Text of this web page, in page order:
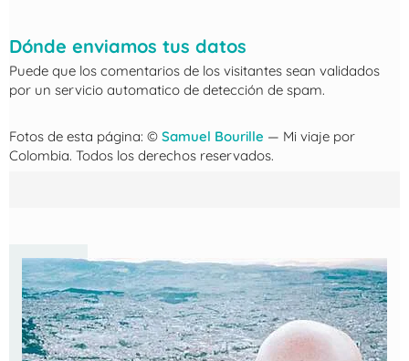
Dónde enviamos tus datos
Puede que los comentarios de los visitantes sean validados
por un servicio automatico de detección de spam.
Fotos de esta página: © Samuel Bourille — Mi viaje por
Colombia. Todos los derechos reservados.